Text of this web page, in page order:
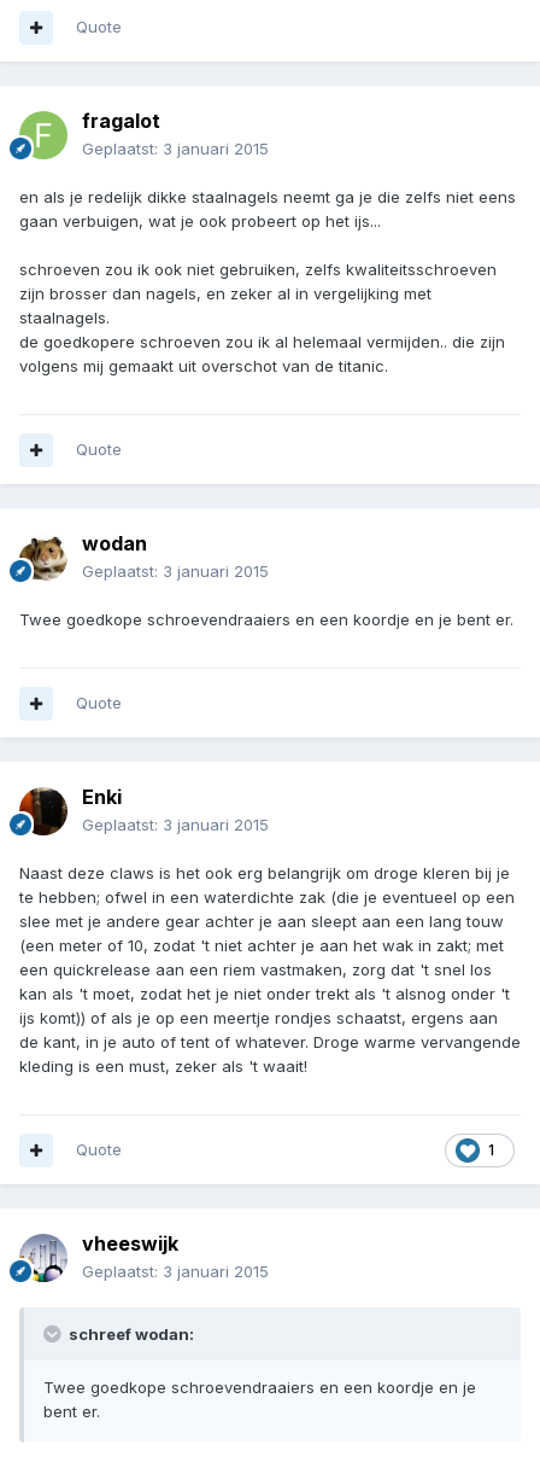
Quote
fragalot
Geplaatst: 3 januari 2015
en als je redelijk dikke staalnagels neemt ga je die zelfs niet eens
gaan verbuigen, wat je ook probeert op het ijs...
schroeven zou ik ook niet gebruiken, zelfs kwaliteitsschroeven
zijn brosser dan nagels, en zeker al in vergelijking met
staalnagels.
de goedkopere schroeven zou ik al helemaal vermijden.. die zijn
volgens mij gemaakt uit overschot van de titanic.
Quote
wodan
Geplaatst: 3 januari 2015
Twee goedkope schroevendraaiers en een koordje en je bent er.
Quote
Enki
Geplaatst: 3 januari 2015
Naast deze claws is het ook erg belangrijk om droge kleren bij je
te hebben; ofwel in een waterdichte zak (die je eventueel op een
slee met je andere gear achter je aan sleept aan een lang touw
(een meter of 10, zodat 't niet achter je aan het wak in zakt; met
een quickrelease aan een riem vastmaken, zorg dat 't snel los
kan als 't moet, zodat het je niet onder trekt als 't alsnog onder 't
ijs komt)) of als je op een meertje rondjes schaatst, ergens aan
de kant, in je auto of tent of whatever. Droge warme vervangende
kleding is een must, zeker als 't waait!
1
Quote
vheeswijk
Geplaatst: 3 januari 2015
schreef wodan:
Twee goedkope schroevendraaiers en een koordje en je
bent er.